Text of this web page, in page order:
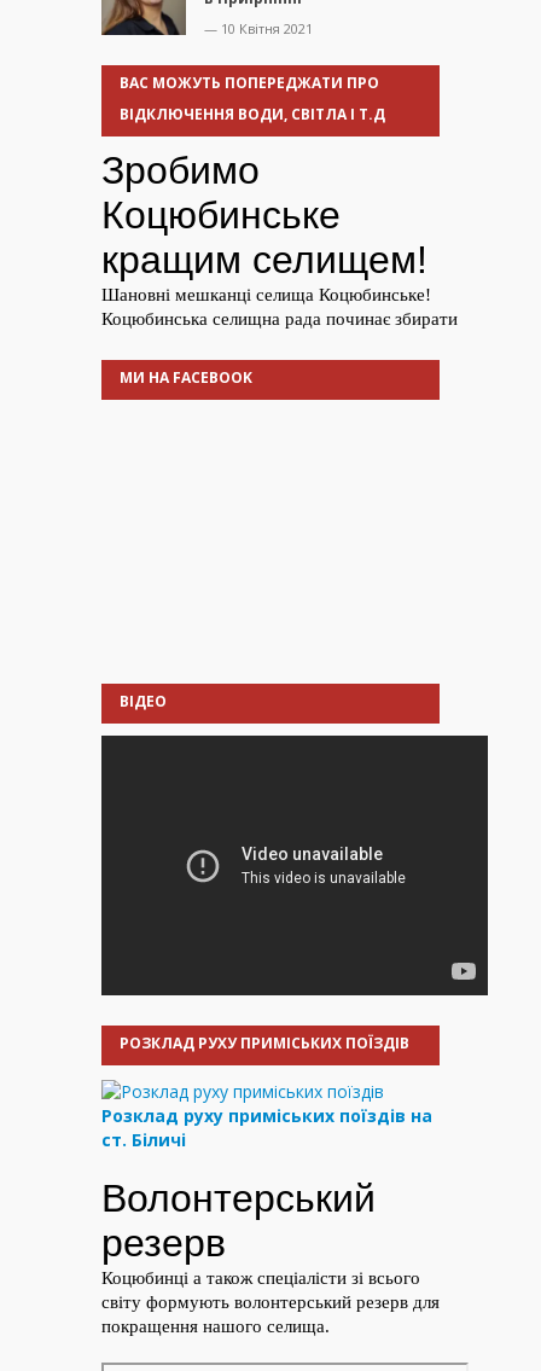
— 10 Квітня 2021
ВАС МОЖУТЬ ПОПЕРЕДЖАТИ ПРО
ВІДКЛЮЧЕННЯ ВОДИ, СВІТЛА І Т.Д
МИ НА FACEBOOK
ВІДЕО
РОЗКЛАД РУХУ ПРИМІСЬКИХ ПОЇЗДІВ
Розклад руху приміських поїздів на
ст. Біличі